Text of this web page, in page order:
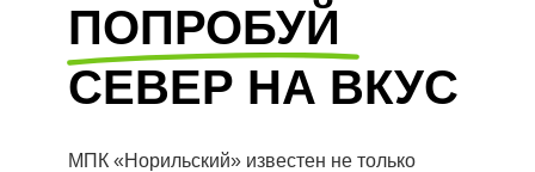
МПК «Норильский» известен не только
ПОПРОБУЙ
СЕВЕР НА ВКУС